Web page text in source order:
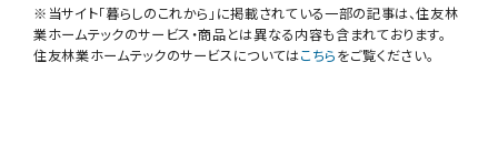
※当サイト「暮らしのこれから」に掲載されている一部の記事は、住友林
業ホームテックのサービス・商品とは異なる内容も含まれております。
住友林業ホームテックのサービスについてはこちらをご覧ください。